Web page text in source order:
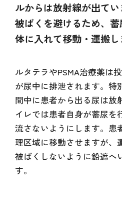
ルからは放射線が出て
被ばくを避けるため、
体に入れて移動・運搬し
ルタテラやPSMA治療薬は
が尿中に排泄されます。特
間中に患者から出る尿は放
イレでは患者自身が蓄尿を
流さないようにします。患
理区域に移動させますが、
被ばくしないように鉛遮へ
す。